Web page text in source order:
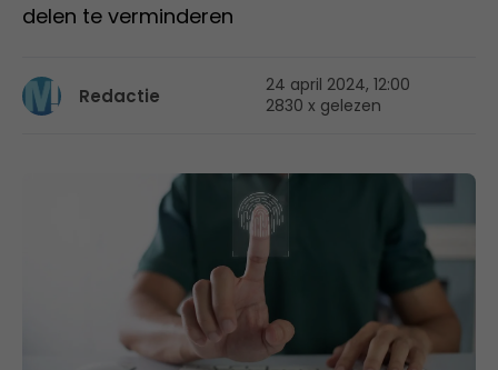
delen te verminderen
Redactie
24 april 2024, 12:00
2830 x gelezen